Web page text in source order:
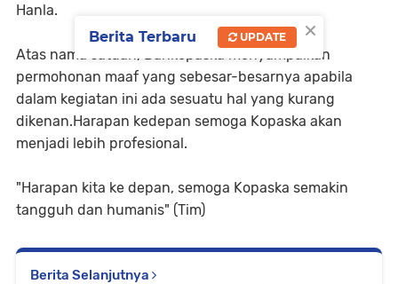
Hanla.
Atas nama satuan, Dankopaska menyampaikan
permohonan maaf yang sebesar-besarnya apabila
dalam kegiatan ini ada sesuatu hal yang kurang
dikenan.Harapan kedepan semoga Kopaska akan
menjadi lebih profesional.
"Harapan kita ke depan, semoga Kopaska semakin
tangguh dan humanis" (Tim)
Berita Selanjutnya
×
Berita Terbaru UPDATE